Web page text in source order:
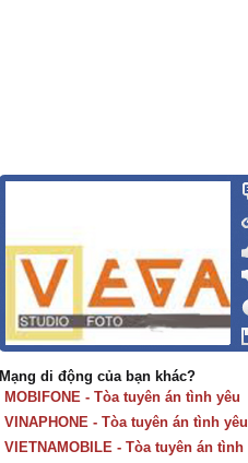
Mạng di động của bạn khác?
MOBIFONE - Tòa tuyên án tình yêu
VINAPHONE - Tòa tuyên án tình yêu
VIETNAMOBILE - Tòa tuyên án tình